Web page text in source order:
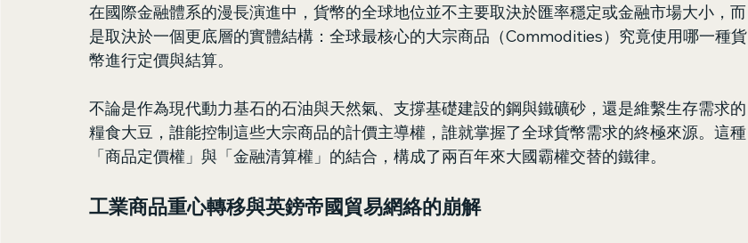
在國際金融體系的漫長演進中，貨幣的全球地位並不主要取決於匯率穩定或金融市場大小，而
是取決於一個更底層的實體結構：全球最核心的大宗商品（Commodities）究竟使用哪一種貨
幣進行定價與結算。
不論是作為現代動力基石的石油與天然氣、支撐基礎建設的鋼與鐵礦砂，還是維繫生存需求的
糧食大豆，誰能控制這些大宗商品的計價主導權，誰就掌握了全球貨幣需求的終極來源。這種
「商品定價權」與「金融清算權」的結合，構成了兩百年來大國霸權交替的鐵律。
工業商品重心轉移與英鎊帝國貿易網絡的崩解